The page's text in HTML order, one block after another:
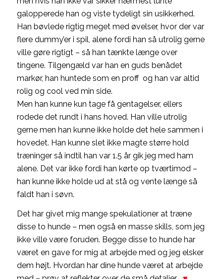
galopperede han og viste tydeligt sin usikkerhed.
Han bøvlede rigtig meget med øvelser, hvor der var
flere dummy’er i spil, alene fordi han så utrolig gerne
ville gøre rigtigt – så han tænkte længe over
tingene. Tilgengæld var han en guds benådet
markør, han huntede som en proff og han var altid
rolig og cool ved min side.
Men han kunne kun tage få gentagelser, ellers
rodede det rundt i hans hoved. Han ville utrolig
gerne men han kunne ikke holde det hele sammen i
hovedet. Han kunne slet ikke magte større hold
træninger så indtil han var 1.5 år gik jeg med ham
alene. Det var ikke fordi han kørte op tværtimod –
han kunne ikke holde ud at stå og vente længe så
faldt han i søvn.
Det har givet mig mange spekulationer at træne
disse to hunde – men også en masse skills, som jeg
ikke ville være foruden. Begge disse to hunde har
været en gave for mig at arbejde med og jeg elsker
dem højt. Hvordan har dine hunde været at arbejde